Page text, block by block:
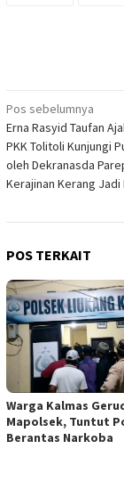
Navigasi
pos
Pos sebelumnya
Erna Rasyid Taufan
PKK Tolitoli Kunjungi
oleh Dekranasda
Kerajinan Kerang Jadi
POS TERKAIT
Warga Kalmas
Mapolsek, Tuntut
Berantas Narkoba